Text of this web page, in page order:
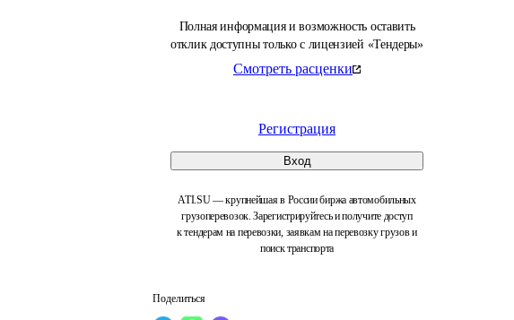
Полная информация и возможность оставить
отклик доступны только с лицензией «Тендеры»
Смотреть расценки
Регистрация
Вход
ATI.SU — крупнейшая в России биржа автомобильных
грузоперевозок. Зарегистрируйтесь и получите доступ
к тендерам на перевозки, заявкам на перевозку грузов и
поиск транспорта
Поделиться